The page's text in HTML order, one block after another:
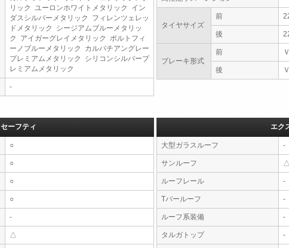
リック ユーロンホワイトメタリック イン
ダスシルバーメタリック フィレンツェレッ
ドメタリック シージアムブルーメタリッ
ク アイガーグレイメタリック ポルトフィ
ーノブルーメタリック カルパチアングレー
プレミアムメタリック シリコンシルバープ
レミアムメタリック
-
タイヤサイズ
前
後
ブレーキ形式
前
後
セーフティ
○
○
○
○
-
△
エク
大型ガラスルーフ -
サンルーフ △
ルーフレール -
Tバールーフ -
ルーフ系装備 -
タルガトップ -